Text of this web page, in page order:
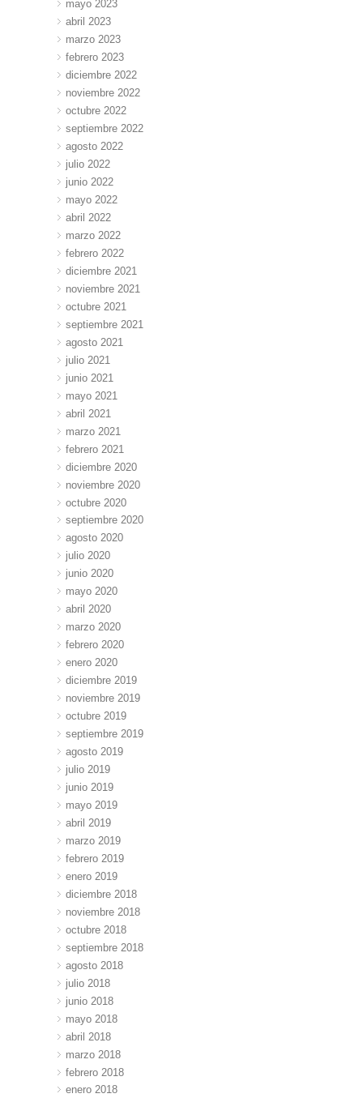
mayo 2023
abril 2023
marzo 2023
febrero 2023
diciembre 2022
noviembre 2022
octubre 2022
septiembre 2022
agosto 2022
julio 2022
junio 2022
mayo 2022
abril 2022
marzo 2022
febrero 2022
diciembre 2021
noviembre 2021
octubre 2021
septiembre 2021
agosto 2021
julio 2021
junio 2021
mayo 2021
abril 2021
marzo 2021
febrero 2021
diciembre 2020
noviembre 2020
octubre 2020
septiembre 2020
agosto 2020
julio 2020
junio 2020
mayo 2020
abril 2020
marzo 2020
febrero 2020
enero 2020
diciembre 2019
noviembre 2019
octubre 2019
septiembre 2019
agosto 2019
julio 2019
junio 2019
mayo 2019
abril 2019
marzo 2019
febrero 2019
enero 2019
diciembre 2018
noviembre 2018
octubre 2018
septiembre 2018
agosto 2018
julio 2018
junio 2018
mayo 2018
abril 2018
marzo 2018
febrero 2018
enero 2018